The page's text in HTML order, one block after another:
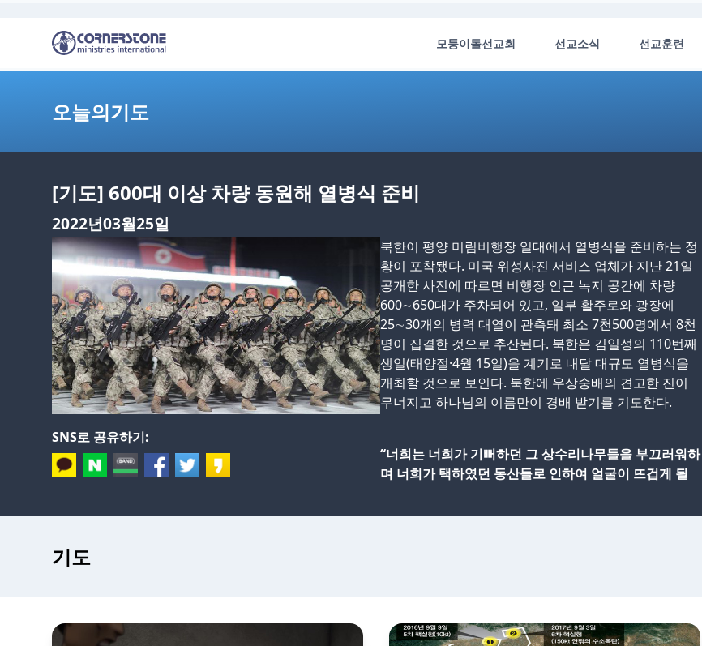
모퉁이돌선교회 선교소식 선교훈련
오늘의기도
[기도] 600대 이상 차량 동원해 열병식 준비
2022년03월25일
SNS로 공유하기:
북한이 평양 미림비행장 일대에서 열병식을 준비하는 정
황이 포착됐다. 미국 위성사진 서비스 업체가 지난 21일
공개한 사진에 따르면 비행장 인근 녹지 공간에 차량
600∼650대가 주차되어 있고, 일부 활주로와 광장에
25∼30개의 병력 대열이 관측돼 최소 7천500명에서 8천
명이 집결한 것으로 추산된다. 북한은 김일성의 110번째
생일(태양절·4월 15일)을 계기로 내달 대규모 열병식을
개최할 것으로 보인다. 북한에 우상숭배의 견고한 진이
무너지고 하나님의 이름만이 경배 받기를 기도한다.
“너희는 너희가 기뻐하던 그 상수리나무들을 부끄러워하
며 너희가 택하였던 동산들로 인하여 얼굴이 뜨겁게 될
기도